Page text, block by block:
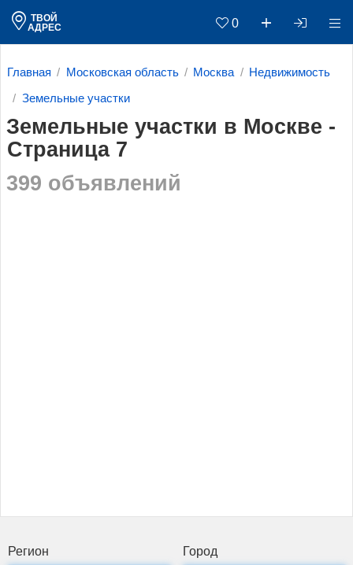
ТВОЙ
АДРЕС
0
Главная Московская область Москва Недвижимость
Земельные участки
Земельные участки в Москве -
Страница 7
399 объявлений
Ре­ги­он Го­род